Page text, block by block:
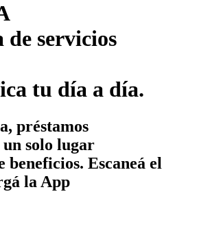
de servicios
tu día a día.
préstamos
un solo lugar
beneficios. Escaneá el
la App